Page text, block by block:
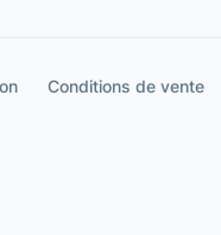
Conditions de vente